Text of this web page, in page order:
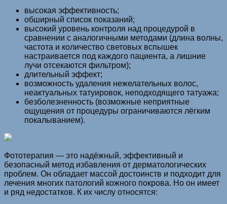
высокая эффективность;
обширный список показаний;
высокий уровень контроля над процедурой в
сравнении с аналогичными методами (длина волны,
частота и количество световых вспышек
настраивается под каждого пациента, а лишние
лучи отсекаются фильтром);
длительный эффект;
возможность удаления нежелательных волос,
неактуальных татуировок, неподходящего татуажа;
безболезненность (возможные неприятные
ощущения от процедуры ограничиваются лёгким
покалыванием).
Фототерапия — это надёжный, эффективный и
безопасный метод избавления от дерматологических
проблем. Он обладает массой достоинств и подходит для
лечения многих патологий кожного покрова. Но он имеет
и ряд недостатков. К их числу относятся: